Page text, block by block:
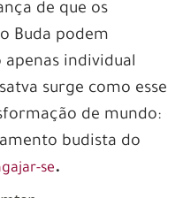
de que os
Buda podem
apenas individual
surge como esse
de mundo:
budista do
se.